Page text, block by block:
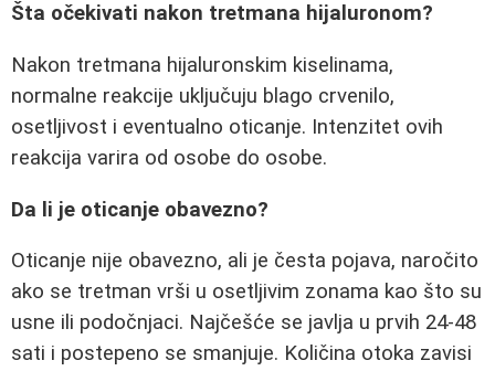
Šta očekivati nakon tretmana hijaluronom?
Nakon tretmana hijaluronskim kiselinama,
normalne reakcije uključuju blago crvenilo,
osetljivost i eventualno oticanje. Intenzitet ovih
reakcija varira od osobe do osobe.
Da li je oticanje obavezno?
Oticanje nije obavezno, ali je česta pojava, naročito
ako se tretman vrši u osetljivim zonama kao što su
usne ili podočnjaci. Najčešće se javlja u prvih 24-48
sati i postepeno se smanjuje. Količina otoka zavisi